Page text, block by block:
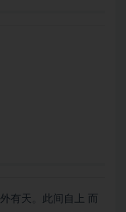
有天。此间自上 而